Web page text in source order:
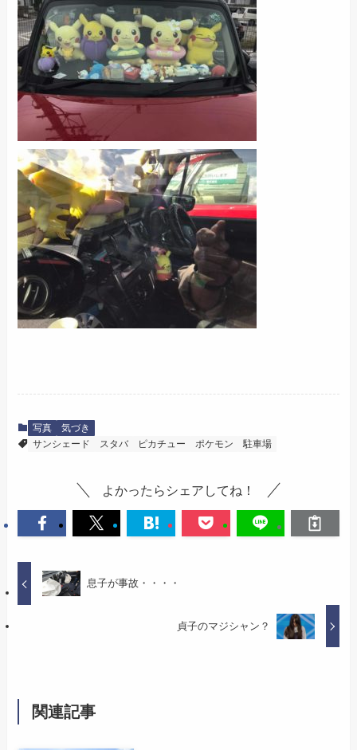
写真
気づき
サンシェード
スタバ ピカチュー ポケモン 駐車場
よかったらシェアしてね！
息子が事故・・・・
貞子のマジシャン？
関連記事